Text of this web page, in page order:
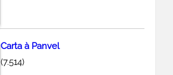
Carta à Panvel
(7.514)